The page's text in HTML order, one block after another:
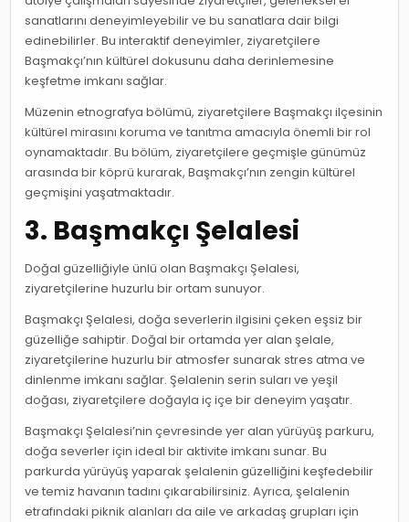
sanatlarını deneyimleyebilir ve bu sanatlara dair bilgi
edinebilirler. Bu interaktif deneyimler, ziyaretçilere
Başmakçı’nın kültürel dokusunu daha derinlemesine
keşfetme imkanı sağlar.
Müzenin etnografya bölümü, ziyaretçilere Başmakçı ilçesinin
kültürel mirasını koruma ve tanıtma amacıyla önemli bir rol
oynamaktadır. Bu bölüm, ziyaretçilere geçmişle günümüz
arasında bir köprü kurarak, Başmakçı’nın zengin kültürel
geçmişini yaşatmaktadır.
3. Başmakçı Şelalesi
Doğal güzelliğiyle ünlü olan Başmakçı Şelalesi,
ziyaretçilerine huzurlu bir ortam sunuyor.
Başmakçı Şelalesi, doğa severlerin ilgisini çeken eşsiz bir
güzelliğe sahiptir. Doğal bir ortamda yer alan şelale,
ziyaretçilerine huzurlu bir atmosfer sunarak stres atma ve
dinlenme imkanı sağlar. Şelalenin serin suları ve yeşil
doğası, ziyaretçilere doğayla iç içe bir deneyim yaşatır.
Başmakçı Şelalesi’nin çevresinde yer alan yürüyüş parkuru,
doğa severler için ideal bir aktivite imkanı sunar. Bu
parkurda yürüyüş yaparak şelalenin güzelliğini keşfedebilir
ve temiz havanın tadını çıkarabilirsiniz. Ayrıca, şelalenin
etrafındaki piknik alanları da aile ve arkadaş grupları için